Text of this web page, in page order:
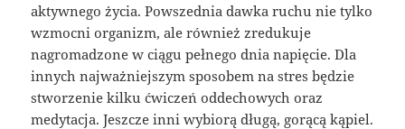
aktywnego życia. Powszednia dawka ruchu nie tylko
wzmocni organizm, ale również zredukuje
nagromadzone w ciągu pełnego dnia napięcie. Dla
innych najważniejszym sposobem na stres będzie
stworzenie kilku ćwiczeń oddechowych oraz
medytacja. Jeszcze inni wybiorą długą, gorącą kąpiel.